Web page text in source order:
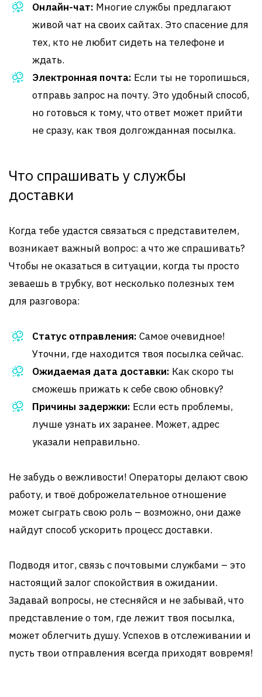
Онлайн-чат: Многие службы предлагают
живой чат на своих сайтах. Это спасение для
тех, кто не любит сидеть на телефоне и
ждать.
Электронная почта: Если ты не торопишься,
отправь запрос на почту. Это удобный способ,
но готовься к тому, что ответ может прийти
не сразу, как твоя долгожданная посылка.
Что спрашивать у службы
доставки
Когда тебе удастся связаться с представителем,
возникает важный вопрос: а что же спрашивать?
Чтобы не оказаться в ситуации, когда ты просто
зеваешь в трубку, вот несколько полезных тем
для разговора:
Статус отправления: Самое очевидное!
Уточни, где находится твоя посылка сейчас.
Ожидаемая дата доставки: Как скоро ты
сможешь прижать к себе свою обновку?
Причины задержки: Если есть проблемы,
лучше узнать их заранее. Может, адрес
указали неправильно.
Не забудь о вежливости! Операторы делают свою
работу, и твоё доброжелательное отношение
может сыграть свою роль – возможно, они даже
найдут способ ускорить процесс доставки.
Подводя итог, связь с почтовыми службами – это
настоящий залог спокойствия в ожидании.
Задавай вопросы, не стесняйся и не забывай, что
представление о том, где лежит твоя посылка,
может облегчить душу. Успехов в отслеживании и
пусть твои отправления всегда приходят вовремя!